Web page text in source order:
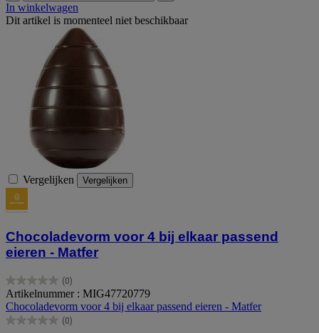
In winkelwagen
Dit artikel is momenteel niet beschikbaar
Vergelijken Vergelijken
Chocoladevorm voor 4 bij elkaar passend
eieren - Matfer
(0)
0.0
van
de
5
Artikelnummer : MIG47720779
Chocoladevorm voor 4 bij elkaar passend eieren - Matfer
(0)
0.0